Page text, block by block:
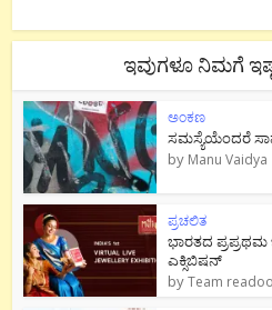
ಇವುಗಳೂ ನಿಮಗೆ
ಅಂಕಣ
ಸಮಸ್ಯೆಯೆಂದರೆ
by Manu Vaidya
ಪ್ರಚಲಿತ
ಭಾರತದ ಪ್ರಪ್ರಥಮ
ಎಕ್ಸಿಬಿಷನ್
byTeam